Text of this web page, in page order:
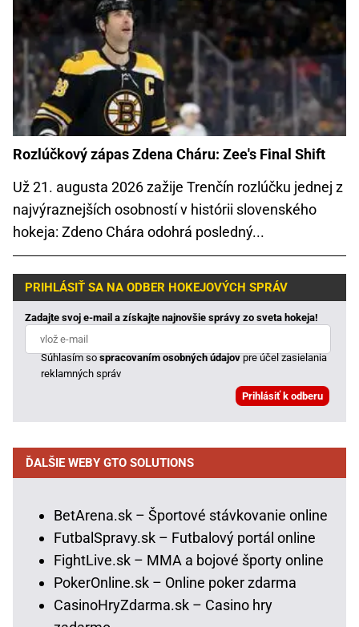
Rozlúčkový zápas Zdena Cháru: Zee's Final Shift
Už 21. augusta 2026 zažije Trenčín rozlúčku jednej z
najvýraznejších osobností v histórii slovenského
hokeja: Zdeno Chára odohrá posledný...
PRIHLÁSIŤ SA NA ODBER HOKEJOVÝCH SPRÁV
Zadajte svoj e-mail a získajte najnovšie správy zo sveta hokeja!
Súhlasím sospracovaním osobných údajovpre účel zasielania
reklamných správ
ĎALŠIE WEBY GTO SOLUTIONS
BetArena.sk – Športové stávkovanie online
FutbalSpravy.sk – Futbalový portál online
FightLive.sk – MMA a bojové športy online
PokerOnline.sk – Online poker zdarma
CasinoHryZdarma.sk – Casino hry